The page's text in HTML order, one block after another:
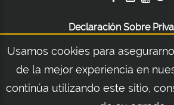
Declaración Sobre
Declaración Sobre
Advertencias
Usamos cookies para
de la mejor experiencia en
continúa utilizando este sitio,